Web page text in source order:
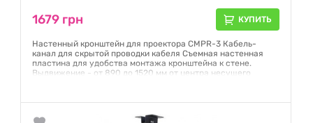
1679 грн КУПИТЬ
Настенный кронштейн для проектора CMPR-3 Кабель-
канал для скрытой проводки кабеля Съемная настенная
пластина для удобства монтажа кронштейна к стене.
Выдвижение - от 890 до 1520 мм от центра несущего
комплект входит весь необходимый крепеж для монтажа